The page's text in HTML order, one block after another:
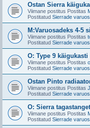
Ostan Sierra
Viimane postitus Postitas
Postitatud Sierrade
M:Varuosadeks 4-5
Viimane postitus Postitas
Postitatud Sierrade
O: Type 9 käigukasti
Viimane postitus Postitas
Postitatud Sierrade
Ostan Pinto
Viimane postitus Postitas
Postitatud Sierrade
O: Sierra tagastanget
Viimane postitus Postitas
Postitatud Sierrade